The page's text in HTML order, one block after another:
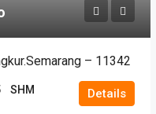
– 11342
SHM Details